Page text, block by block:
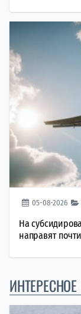
05-08-2026
На
направят
ИНТЕРЕСНОЕ